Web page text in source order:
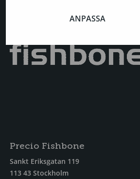
ANPASSA
Precio Fishbone
Sankt Eriksgatan 119
113 43 Stockholm